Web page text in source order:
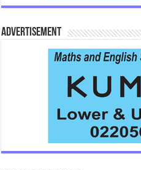
Advertisement